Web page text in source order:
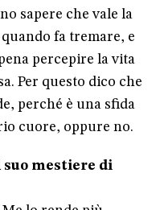
sapere che vale la
fa tremare, e
percepire la vita
Per questo dico che
perché è una sfida
cuore, oppure no.
mestiere di